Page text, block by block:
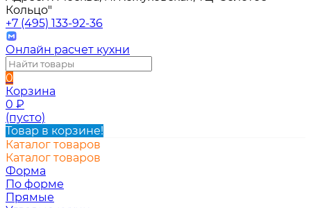
Кольцо"
+7 (495) 133-92-36
Онлайн расчет кухни
0
Корзина
0 ₽
(пусто)
Товар в корзине!
Каталог товаров
Каталог товаров
Форма
По форме
Прямые